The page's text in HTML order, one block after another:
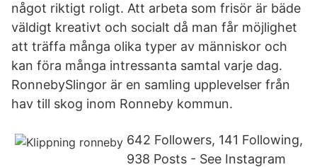
något riktigt roligt. Att arbeta som frisör är bäde
väldigt kreativt och socialt då man får möjlighet
att träffa många olika typer av människor och
kan föra många intressanta samtal varje dag.
RonnebySlingor är en samling upplevelser från
hav till skog inom Ronneby kommun.
642 Followers, 141 Following,
938 Posts - See Instagram